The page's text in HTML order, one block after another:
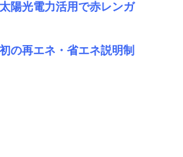
陽光電力活用で赤レンガ
の再エネ・省エネ説明制